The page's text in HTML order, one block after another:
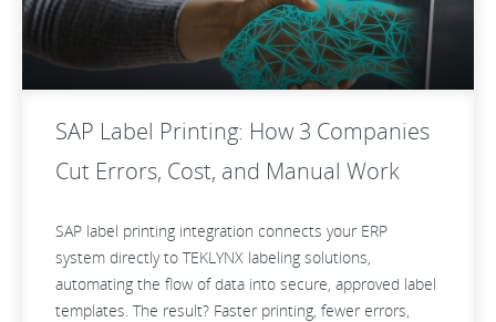
SAP Label Printing: How 3 Companies
Cut Errors, Cost, and Manual Work
SAP label printing integration connects your ERP
system directly to TEKLYNX labeling solutions,
automating the flow of data into secure, approved label
templates. The result? Faster printing, fewer errors,